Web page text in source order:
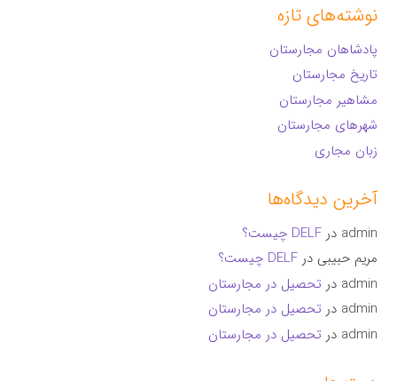
نوشته‌های تازه
پادشاهان مجارستان
تاریخ مجارستان
مشاهیر مجارستان
شهرهای مجارستان
زبان مجاری
آخرین دیدگاه‌ها
admin درDELF چیست؟
مریم حبیبی درDELF چیست؟
admin در تحصیل در مجارستان
admin در تحصیل در مجارستان
admin در تحصیل در مجارستان